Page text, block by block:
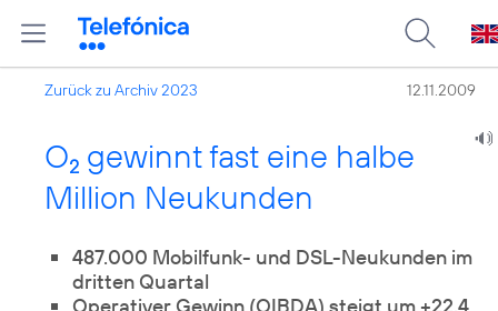
Zurück zu Archiv 2023 12.11.2009
O2 gewinnt fast eine halbe
Million Neukunden
487.000 Mobilfunk- und DSL-Neukunden im
dritten Quartal